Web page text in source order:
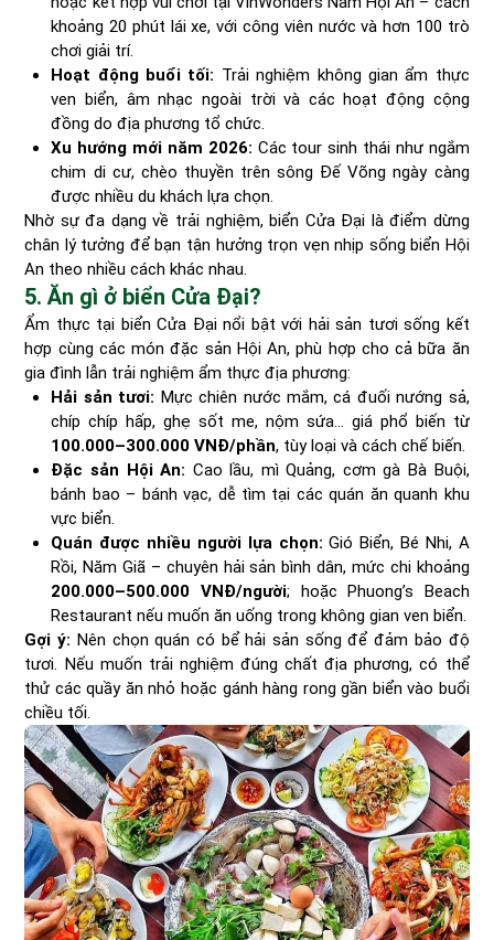
khoảng 20 phút lái xe, với công viên nước và hơn 100 trò
chơi giải trí.
Hoạt động buổi tối: Trải nghiệm không gian ẩm thực
ven biển, âm nhạc ngoài trời và các hoạt động cộng
đồng do địa phương tổ chức.
Xu hướng mới năm 2026: Các tour sinh thái như ngắm
chim di cư, chèo thuyền trên sông Đế Võng ngày càng
được nhiều du khách lựa chọn.
Nhờ sự đa dạng về trải nghiệm, biển Cửa Đại là điểm dừng
chân lý tưởng để bạn tận hưởng trọn vẹn nhịp sống biển Hội
An theo nhiều cách khác nhau.
5. Ăn gì ở biển Cửa Đại?
Ẩm thực tại biển Cửa Đại nổi bật với hải sản tươi sống kết
hợp cùng các món đặc sản Hội An, phù hợp cho cả bữa ăn
gia đình lẫn trải nghiệm ẩm thực địa phương:
Hải sản tươi: Mực chiên nước mắm, cá đuối nướng sả,
chíp chíp hấp, ghẹ sốt me, nộm sứa… giá phổ biến từ
100.000–300.000 VNĐ/phần, tùy loại và cách chế biến.
Đặc sản Hội An: Cao lầu, mì Quảng, cơm gà Bà Buội,
bánh bao – bánh vạc, dễ tìm tại các quán ăn quanh khu
vực biển.
Quán được nhiều người lựa chọn: Gió Biển, Bé Nhi, A
Rồi, Năm Giã – chuyên hải sản bình dân, mức chi khoảng
200.000–500.000 VNĐ/người; hoặc Phuong’s Beach
Restaurant nếu muốn ăn uống trong không gian ven biển.
Gợi ý: Nên chọn quán có bể hải sản sống để đảm bảo độ
tươi. Nếu muốn trải nghiệm đúng chất địa phương, có thể
thử các quầy ăn nhỏ hoặc gánh hàng rong gần biển vào buổi
chiều tối.